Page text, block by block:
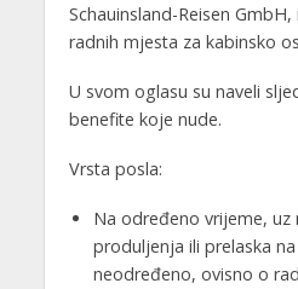
Schauinsland-Reisen
radnih mjesta za kabinsko
U svom oglasu su naveli
benefite koje nude.
Vrsta posla:
Na određeno vrijeme, uz
produljenja ili prelaska
neodređeno, ovisno o